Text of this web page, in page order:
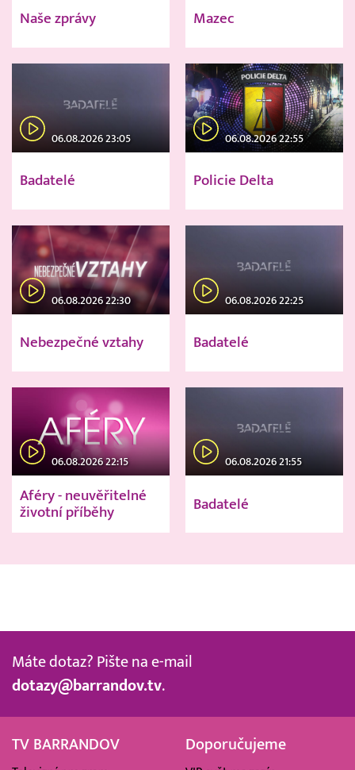
Naše zprávy Mazec
06.08.2026 23:05
Badatelé
06.08.2026 22:55
Policie Delta
06.08.2026 22:30
Nebezpečné vztahy
06.08.2026 22:25
Badatelé
06.08.2026 22:15
Aféry - neuvěřitelné
životní příběhy
06.08.2026 21:55
Badatelé
Máte dotaz? Pište na e-mail
dotazy@barrandov.tv.
TV BARRANDOV Doporučujeme